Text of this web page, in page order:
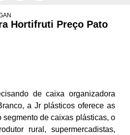
HORTIFRUTI PREÇO PATO
Hortifruti Preço Pato
de caixa organizadora
a Jr plásticos oferece as
segmento de caixas plásticas, o
rural, supermercadistas,